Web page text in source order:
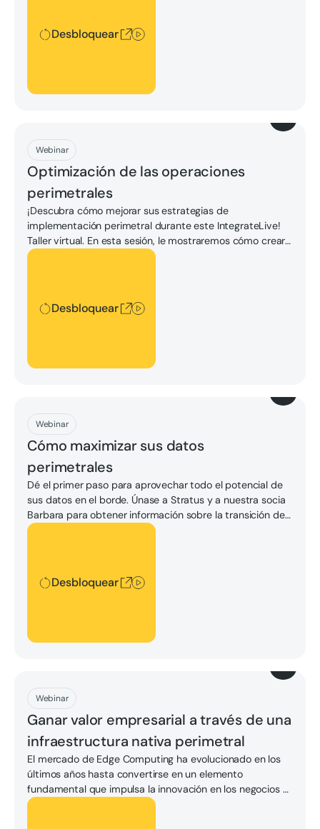
Desbloquear
Webinar
Optimización de las operaciones
perimetrales
¡Descubra cómo mejorar sus estrategias de
implementación perimetral durante este IntegrateLive!
Taller virtual. En esta sesión, le mostraremos cómo crear
nodos perimetrales reforzados que puedan ejecutar
Desbloquear
Desbloquear
Descargar
Webinar
Cómo maximizar sus datos
perimetrales
Dé el primer paso para aprovechar todo el potencial de
sus datos en el borde. Únase a Stratus y a nuestra socia
Barbara para obtener información sobre la transición de
un Connected Edge a un Intelligent Edge, con
Desbloquear
Desbloquear
Descargar
Webinar
Ganar valor empresarial a través de una
infraestructura nativa perimetral
El mercado de Edge Computing ha evolucionado en los
últimos años hasta convertirse en un elemento
fundamental que impulsa la innovación en los negocios y
las operaciones digitales. En este webcast, los expertos
Desbloquear
Descargar